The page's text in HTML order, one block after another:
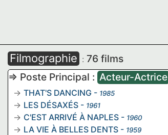
Filmographie : 76 films
=> Poste Principal : Acteur-Actrice
THAT'S DANCING - 1985
LES DÉSAXÉS - 1961
C'EST ARRIVÉ À NAPLES - 1960
LA VIE À BELLES DENTS - 1959